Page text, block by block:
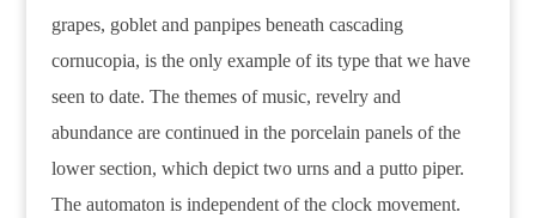
grapes, goblet and panpipes beneath cascading
cornucopia, is the only example of its type that we have
seen to date. The themes of music, revelry and
abundance are continued in the porcelain panels of the
lower section, which depict two urns and a putto piper.
The automaton is independent of the clock movement.